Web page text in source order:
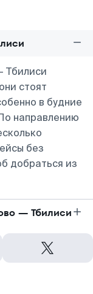
Тбилиси
стоят
в будние
направлению
без
добраться из
— Тбилиси